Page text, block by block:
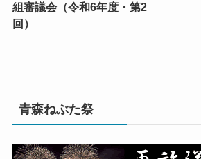
組審議会（令和6年度・第2
回）
青森ねぶた祭